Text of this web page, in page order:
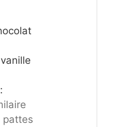
pattes